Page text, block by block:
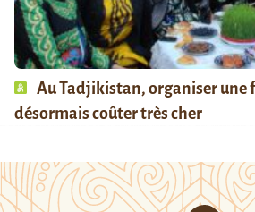
Au Tadjikistan, organiser une
désormais coûter très cher